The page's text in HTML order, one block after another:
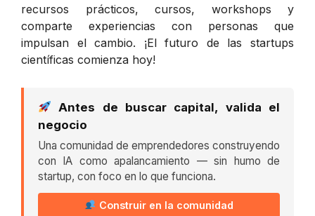
recursos prácticos, cursos, workshops y
comparte experiencias con personas que
impulsan el cambio. ¡El futuro de las startups
científicas comienza hoy!
Antes de buscar capital, valida el
negocio
Una comunidad de emprendedores construyendo
con IA como apalancamiento — sin humo de
startup, con foco en lo que funciona.
Construir en la comunidad